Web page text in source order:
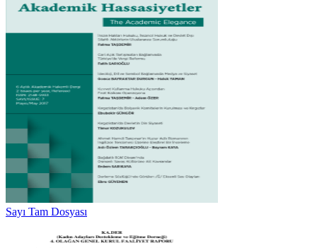
Sayı Tam Dosyası